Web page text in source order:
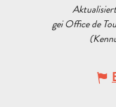
gei Office de